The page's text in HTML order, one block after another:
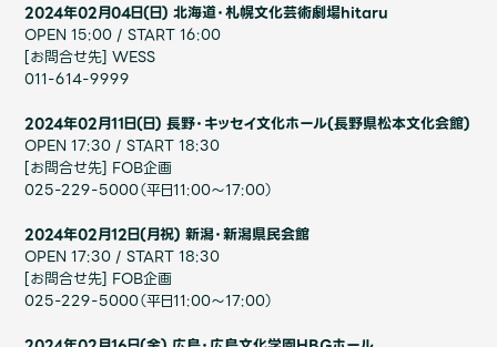
2024年02月04日(日) ​北海道・札幌文化芸術劇場hitaru
OPEN 15:00 / START 16:00
[お問合せ先] WESS
011-614-9999
2024年02月11日(日) ​長野・キッセイ文化ホール(長野県松本文化会館)
OPEN 17:30 / START 18:30
[お問合せ先] FOB企画
025-229-5000（平日11:00〜17:00）
2024年02月12日(月祝) 新潟・新潟県民会館
OPEN 17:30 / START 18:30
[お問合せ先] FOB企画
025-229-5000（平日11:00〜17:00）